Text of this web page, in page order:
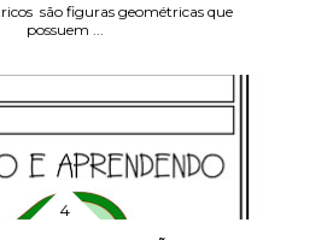
são figuras geométricas que
possuem ...